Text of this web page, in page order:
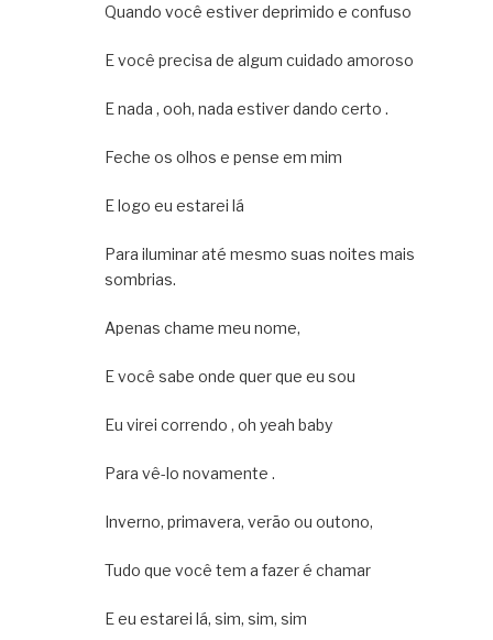
Quando você estiver deprimido e confuso
E você precisa de algum cuidado amoroso
E nada , ooh, nada estiver dando certo .
Feche os olhos e pense em mim
E logo eu estarei lá
Para iluminar até mesmo suas noites mais
sombrias.
Apenas chame meu nome,
E você sabe onde quer que eu sou
Eu virei correndo , oh yeah baby
Para vê-lo novamente .
Inverno, primavera, verão ou outono,
Tudo que você tem a fazer é chamar
E eu estarei lá, sim, sim, sim